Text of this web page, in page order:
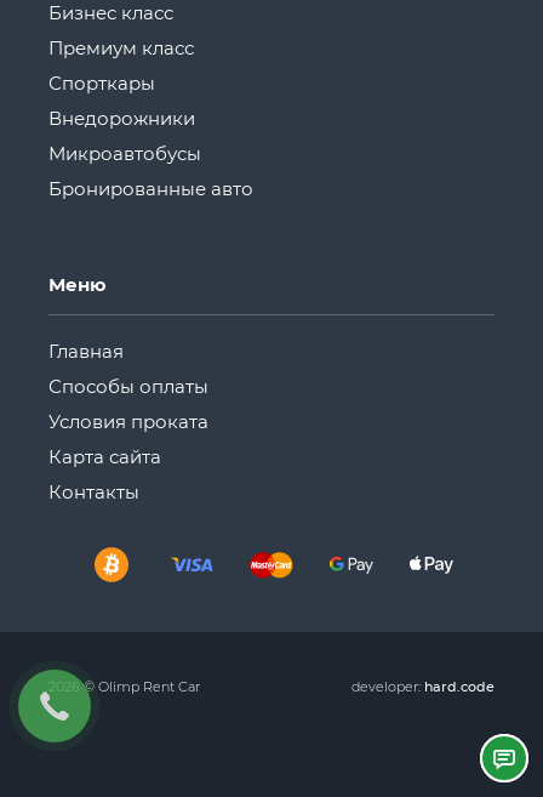
Бизнес класс
Премиум класс
Спорткары
Внедорожники
Микроавтобусы
Бронированные авто
Меню
Главная
Способы оплаты
Условия проката
Карта сайта
Контакты
2026 © Olimp Rent Car developer: hard.code